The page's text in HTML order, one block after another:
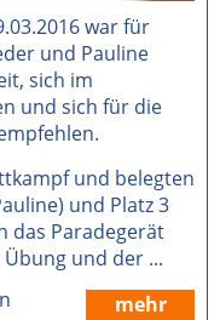
war für
und Pauline
sich im
und sich für die
und belegten
und Platz 3
das Paradegerät
und der ...
mehr